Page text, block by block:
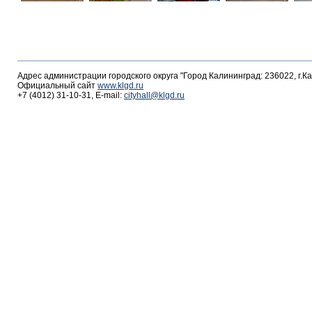
Адрес администрации городского округа "Город Калининград: 236022,
Официальный сайт www.klgd.ru
+7 (4012) 31-10-31, E-mail: cityhall@klgd.ru